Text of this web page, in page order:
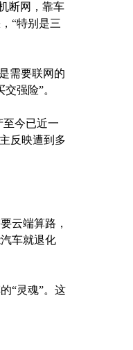
断网，靠车
“特别是三
需要联网的
强险”。
至今已近一
反映遭到多
云端算路，
车就退化
“灵魂”。这